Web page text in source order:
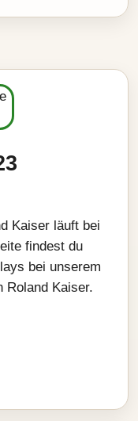
Kaiser läuft bei
findest du
bei unserem
Roland Kaiser.